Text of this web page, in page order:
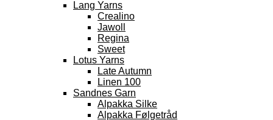
Lang Yarns
Crealino
Jawoll
Regina
Sweet
Lotus Yarns
Late Autumn
Linen 100
Sandnes Garn
Alpakka Silke
Alpakka Følgetråd